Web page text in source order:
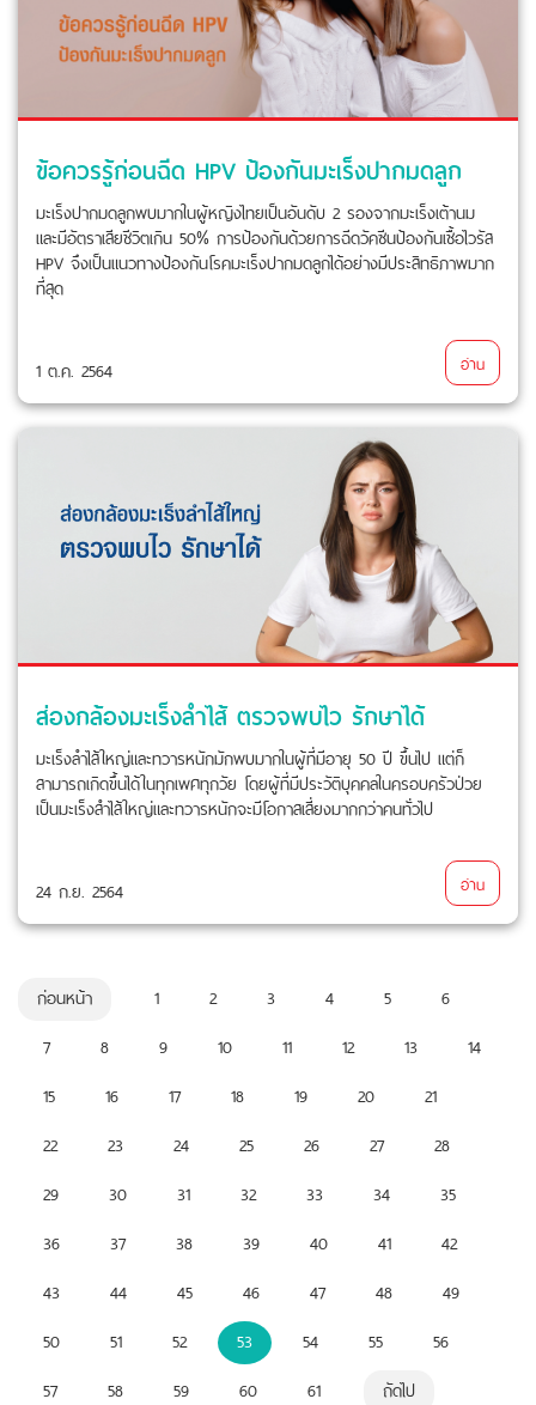
ข้อควรรู้ก่อนฉีด HPV ป้องกันมะเร็งปากมดลูก
มะเร็งปากมดลูกพบมากในผู้หญิงไทยเป็นอันดับ 2 รองจากมะเร็งเต้านม
และมีอัตราเสียชีวิตเกิน 50% การป้องกันด้วยการฉีดวัคซีนป้องกันเชื้อไวรัส
HPV จึงเป็นแนวทางป้องกันโรคมะเร็งปากมดลูกได้อย่างมีประสิทธิภาพมาก
ที่สุด
1 ต.ค. 2564 อ่าน
ส่องกล้องมะเร็งลำไส้ ตรวจพบไว รักษาได้
มะเร็งลำไส้ใหญ่และทวารหนักมักพบมากในผู้ที่มีอายุ 50 ปี ขึ้นไป แต่ก็
สามารถเกิดขึ้นได้ในทุกเพศทุกวัย โดยผู้ที่มีประวัติบุคคลในครอบครัวป่วย
เป็นมะเร็งสำไส้ใหญ่และทวารหนักจะมีโอกาสเสี่ยงมากกว่าคนทั่วไป
24 ก.ย. 2564 อ่าน
ก่อนหน้า 1 2 3 4 5
6
7
8 9 10 11 12 13
14
15
16 17 18 19 20
21
22
23 24 25 26 27
28
29
30 31 32 33 34
35
36
37 38 39 40 41
42
43
44 45 46 47 48
49
50
51 52 53 54 55
56
57
58 59 60 61 ถัดไป